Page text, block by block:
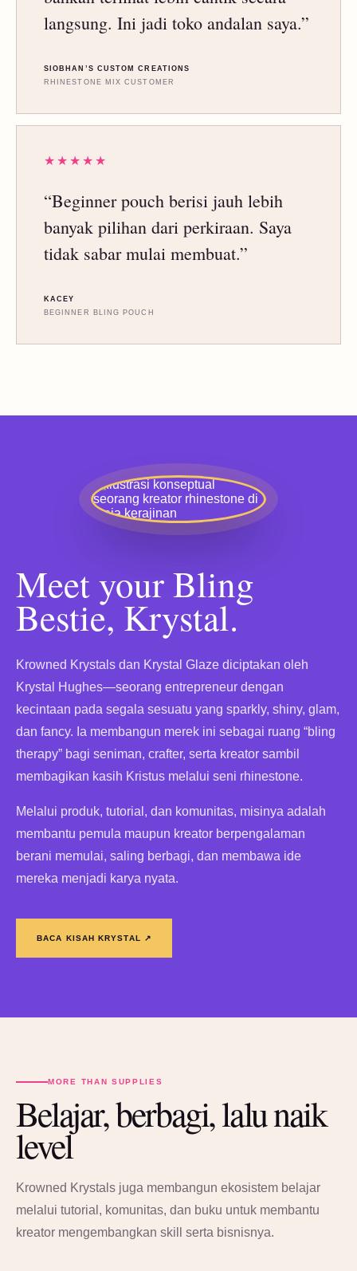
langsung. Ini jadi toko andalan saya.”
SIOBHAN’S CUSTOM CREATIONS
RHINESTONE MIX CUSTOMER
★★★★★
“Beginner pouch berisi jauh lebih
banyak pilihan dari perkiraan. Saya
tidak sabar mulai membuat.”
KACEY
BEGINNER BLING POUCH
Meet your Bling
Bestie, Krystal.
Krowned Krystals dan Krystal Glaze diciptakan oleh
Krystal Hughes—seorang entrepreneur dengan
kecintaan pada segala sesuatu yang sparkly, shiny, glam,
dan fancy. Ia membangun merek ini sebagai ruang “bling
therapy” bagi seniman, crafter, serta kreator sambil
membagikan kasih Kristus melalui seni rhinestone.
Melalui produk, tutorial, dan komunitas, misinya adalah
membantu pemula maupun kreator berpengalaman
berani memulai, saling berbagi, dan membawa ide
mereka menjadi karya nyata.
BACA KISAH KRYSTAL ↗
MORE THAN SUPPLIES
Belajar, berbagi, lalu naik
level
Krowned Krystals juga membangun ekosistem belajar
melalui tutorial, komunitas, dan buku untuk membantu
kreator mengembangkan skill serta bisnisnya.